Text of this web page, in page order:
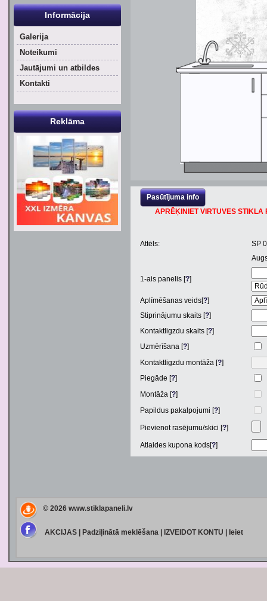
Pasūtījuma info
APRĒĶINIET VIRTUVES
Attēls:
SP
1-ais panelis [?]
Aplīmēšanas veids[?]
Stiprinājumu skaits [?]
Kontaktligzdu skaits [?]
Uzmērīšana [?]
Kontaktligzdu montāža [?]
Piegāde [?]
Montāža [?]
Papildus pakalpojumi [?]
Pievienot rasējumu/skici [?]
Atlaides kupona kods[?]
Informācija
Galerija
Noteikumi
Jautājumi un atbildes
Kontakti
Reklāma
© 2026 www.stiklapaneli.lv
AKCIJAS| Padziļinātā meklēšana| IZVEIDOT KONTU Ieiet